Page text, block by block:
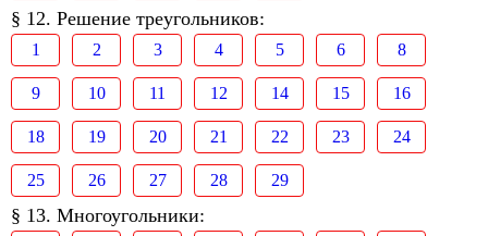
§ 12. Решение треугольников:
1 2 3 4 5 6 8
9 10 11 12 14 15 16
18 19 20 21 22 23 24
25 26 27 28 29
§ 13. Многоугольники: